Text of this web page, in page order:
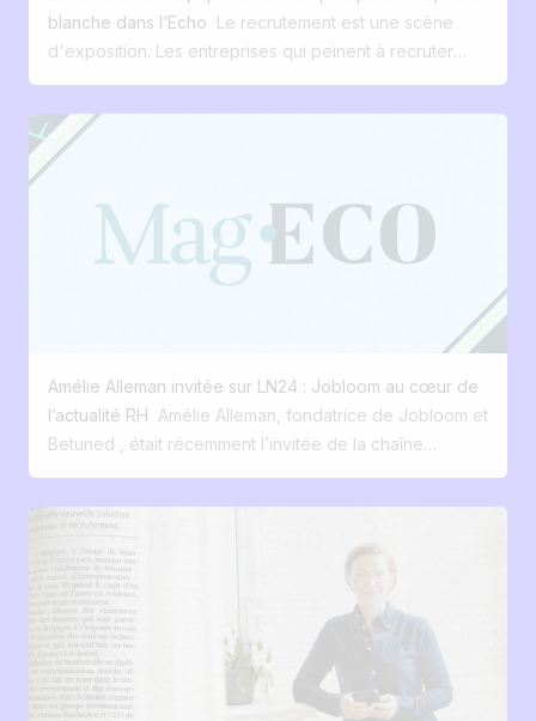
promouvoir les jobs Parfois, la meilleure
solution n'est pas la plus grosse. C'est
blanche dans l’Echo Le recrutement est une scène
d'exposition. Les entreprises qui peinent à recruter
tensions persistantes sur certains métiers ou la faible
mobilité observée sur le marché du travail se joue un
ressources humaines. Le recrutement est devenu l'un
des révélateurs les plus fiables de la manière dont les
entreprises sont réellement gouvernées - et de leur
restent vacants. Ce sont des trajectoires
professionnelles qui se figent, des décisions qui
n'aboutissent pas, de la valeur qui ne se crée pas. Ce
dysfonctionnement est rarement imputable à une
pénurie absolue de compétences. Il est bien plus
clarifier ce qu'elles sont, ce qu'elles attendent et ce
qu'elles sont prêtes à offrir. Des talents très
observateurs Dans de nombreuses entreprises, le
recrutement reste pourtant traité comme une fonction
opérationnelle, réactive, parfois purement
administrative. On publie une offre, on active quelques
Amélie Alleman invitée sur LN24 : Jobloom au cœur de
l’actualité RH Amélie Alleman, fondatrice de Jobloom et
Betuned , était récemment l’invitée de la chaîne
peut transformer l’expérience candidat et recruteur. Au
cours de cette interview, elle revient sur son parcours
entrepreneurial, les origines de Jobloom, et les défis
auxquels font face les petites et moyennes entreprises
pour attirer les bons talents dans un marché tendu. Elle
explique comment Jobloom permet aux PME de créer
une page carrière vivante, de diffuser leurs offres en